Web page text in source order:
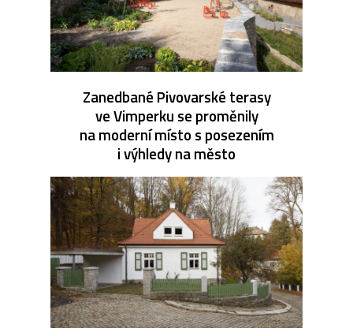
Zanedbané Pivovarské terasy
ve Vimperku se proměnily
na moderní místo s posezením
i výhledy na město